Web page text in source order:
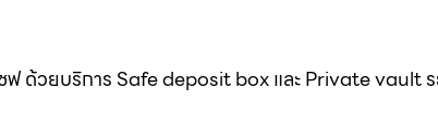
ฟ ด้วยบริการ Safe deposit box และ Private vault